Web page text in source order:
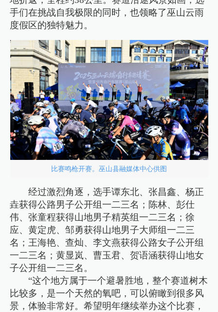
手们在挑战自我极限的同时，也领略了巫山云雨
度假区的独特魅力。
比赛鸣枪开赛。巫山县融媒体中心供图
经过激烈角逐，选手谭东北、张昌鑫、杨正
垚获得公路男子公开组一二三名；陈林、彭仕
伟、张童程获得山地男子精英组一二三名；徐
应、黄定虎、邹勇获得山地男子大师组一二三
名；王海艳、查灿、李文燕获得公路女子公开组
一二三名；黄显岚、曹玉君、贺语涵获得山地女
子公开组一二三名。
“这个地方属于一个避暑胜地，整个赛道树木
比较多，是一个天然的氧吧，可以俯瞰到很多风
景，体验非常好。希望明年继续举办这个比赛，